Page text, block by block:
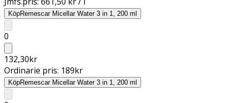
KöpRemescar Micellar Water 3 in 1, 200 ml
0
132,30kr
Ordinarie pris: 189kr
KöpRemescar Micellar Water 3 in 1, 200 ml